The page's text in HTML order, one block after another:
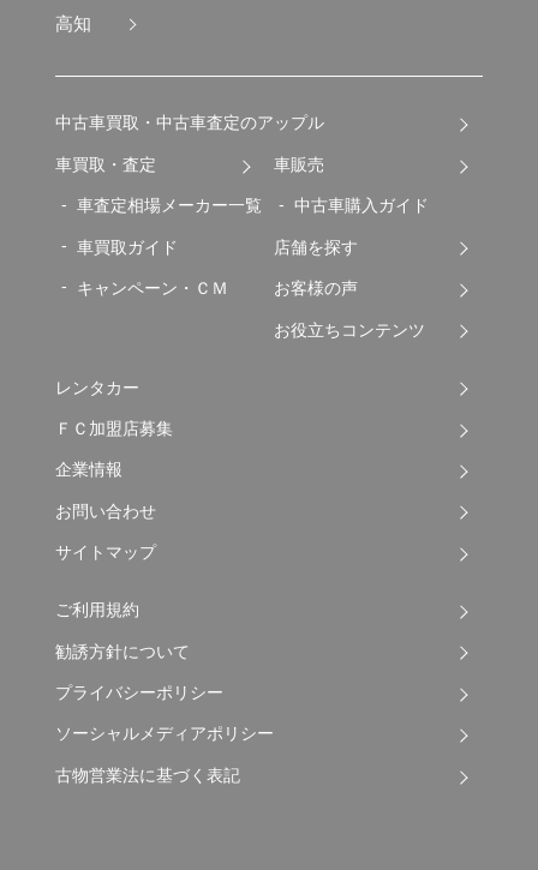
高知
中古車買取・中古車査定のアップル
車買取・査定
車査定相場メーカー一覧
車買取ガイド
キャンペーン・ＣＭ
車販売
中古車購入ガイド
店舗を探す
お客様の声
お役立ちコンテンツ
レンタカー
ＦＣ加盟店募集
企業情報
お問い合わせ
サイトマップ
ご利用規約
勧誘方針について
プライバシーポリシー
ソーシャルメディアポリシー
古物営業法に基づく表記